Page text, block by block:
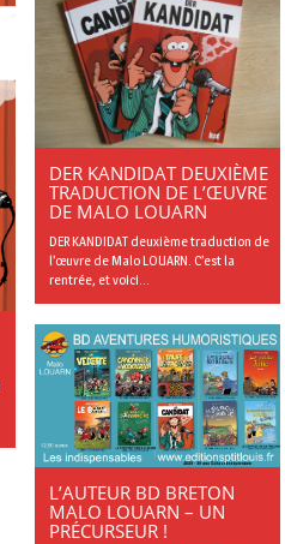
DER KANDIDAT DEUXIÈME
TRADUCTION DE L’ŒUVRE
DE MALO LOUARN
DER KANDIDAT deuxième traduction de
l’œuvre de Malo LOUARN. C’est la
rentrée, et voici...
L’AUTEUR BD BRETON
MALO LOUARN – UN
PRÉCURSEUR !